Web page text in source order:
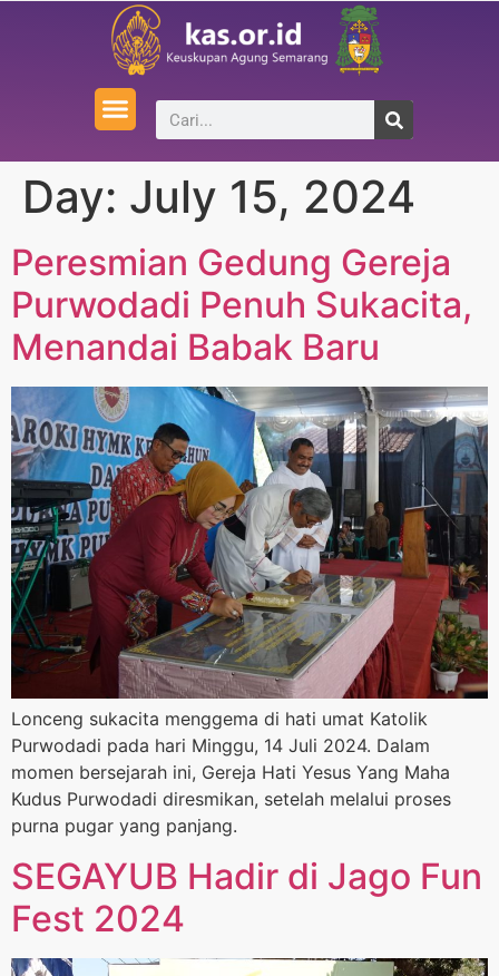
Day: July 15, 2024
Peresmian Gedung Gereja
Purwodadi Penuh Sukacita,
Menandai Babak Baru
Lonceng sukacita menggema di hati umat Katolik
Purwodadi pada hari Minggu, 14 Juli 2024. Dalam
momen bersejarah ini, Gereja Hati Yesus Yang Maha
Kudus Purwodadi diresmikan, setelah melalui proses
purna pugar yang panjang.
SEGAYUB Hadir di Jago Fun
Fest 2024